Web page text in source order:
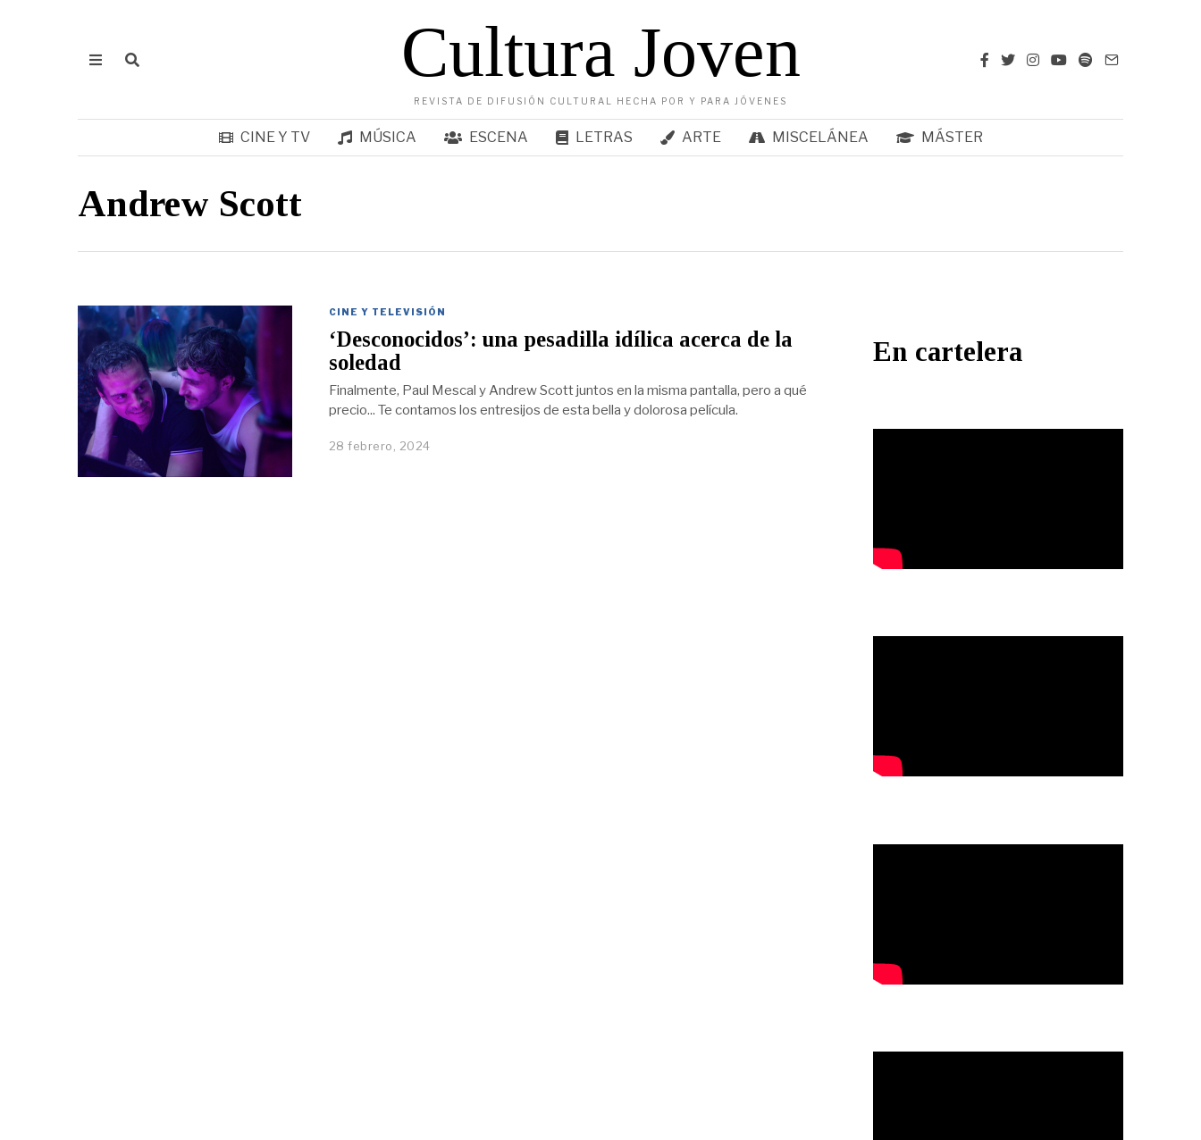
Cultura Joven
REVISTA DE DIFUSIÓN CULTURAL HECHA POR Y PARA JÓVENES
CINE Y TV MÚSICA ESCENA LETRAS ARTE MISCELÁNEA MÁSTER
Andrew Scott
CINE Y TELEVISIÓN
‘Desconocidos’: una pesadilla idílica acerca de la
soledad
Finalmente, Paul Mescal y Andrew Scott juntos en la misma pantalla, pero a qué
precio... Te contamos los entresijos de esta bella y dolorosa película.
28 febrero, 2024
En cartelera